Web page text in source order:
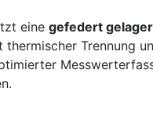
eine gefedert
thermischer Trennung